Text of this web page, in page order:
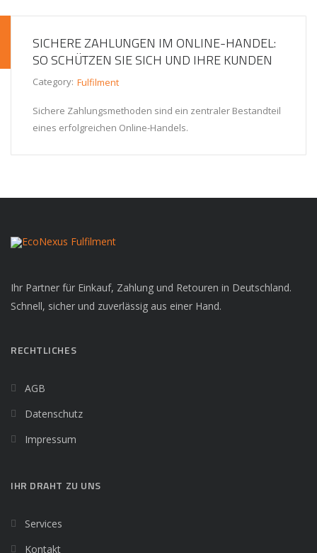
SICHERE ZAHLUNGEN IM ONLINE-HANDEL:
SO SCHÜTZEN SIE SICH UND IHRE KUNDEN
Category: Fulfilment
Sichere Zahlungsmethoden sind ein zentraler Bestandteil
eines erfolgreichen Online-Handels.
Ihr Partner für Einkauf, Zahlung und Retouren in Deutschland.
Schnell, sicher und zuverlässig aus einer Hand.
RECHTLICHES
AGB
Datenschutz
Impressum
IHR DRAHT ZU UNS
Services
Kontakt